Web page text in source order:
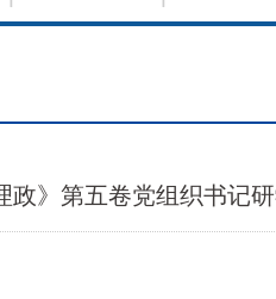
》第五卷党组织书记